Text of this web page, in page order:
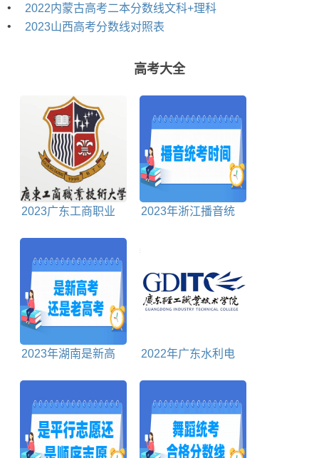
•
2022内蒙古高考二本分数线文科+理科
•
2023山西高考分数线对照表
高考大全
2023广东工商职业
2023年浙江播音统
2023年湖南是新高
2022年广东水利电